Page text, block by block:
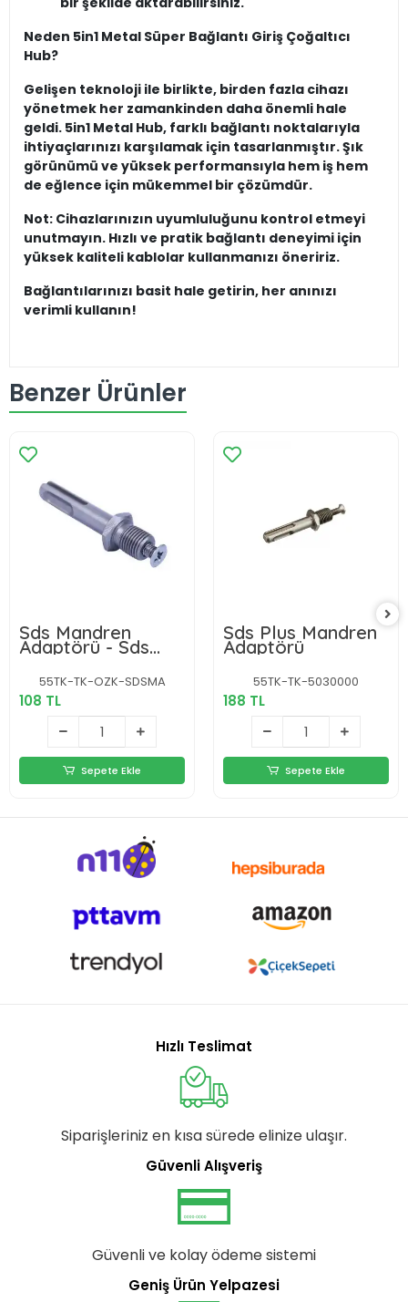
Neden 5in1 Metal Süper Bağlantı Giriş Çoğaltıcı
Hub?
Gelişen teknoloji ile birlikte, birden fazla cihazı
yönetmek her zamankinden daha önemli hale
geldi. 5in1 Metal Hub, farklı bağlantı noktalarıyla
ihtiyaçlarınızı karşılamak için tasarlanmıştır. Şık
görünümü ve yüksek performansıyla hem iş hem
de eğlence için mükemmel bir çözümdür.
Not: Cihazlarınızın uyumluluğunu kontrol etmeyi
unutmayın. Hızlı ve pratik bağlantı deneyimi için
yüksek kaliteli kablolar kullanmanızı öneririz.
Bağlantılarınızı basit hale getirin, her anınızı
verimli kullanın!
Benzer Ürünler
Sds Mandren
Adaptörü - Sds
Ucu Düz Matkap
Ucuna Dönüştürür
55TK-TK-OZK-SDSMA
108 TL
Sepete Ekle
Sds Plus Mandren
Adaptörü
55TK-TK-5030000
188 TL
Sepete Ekle
Hızlı Teslimat
Siparişleriniz en kısa sürede elinize ulaşır.
Güvenli Alışveriş
Güvenli ve kolay ödeme sistemi
Geniş Ürün Yelpazesi